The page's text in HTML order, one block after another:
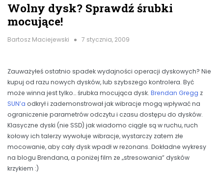
Wolny dysk? Sprawdź śrubki
mocujące!
Bartosz Maciejewski 7 stycznia, 2009
Zauważyłeś ostatnio spadek wydajności operacji dyskowych? Nie
kupuj od razu nowych dysków, lub szybszego kontrolera. Być
może winna jest tylko… śrubka mocująca dysk. Brendan Gregg z
SUN’a odkrył i zademonstrował jak wibracje mogą wpływać na
ograniczenie parametrów odczytu i czasu dostępu do dysków.
Klasyczne dyski (nie SSD) jak wiadomo ciągle są w ruchu, ruch
kołowy ich talerzy wywołuje wibracje, wystarczy zatem złe
mocowanie, aby cały dysk wpadł w rezonans. Dokładne wykresy
na blogu Brendana, a poniżej film ze „stresowania” dysków
krzykiem :)